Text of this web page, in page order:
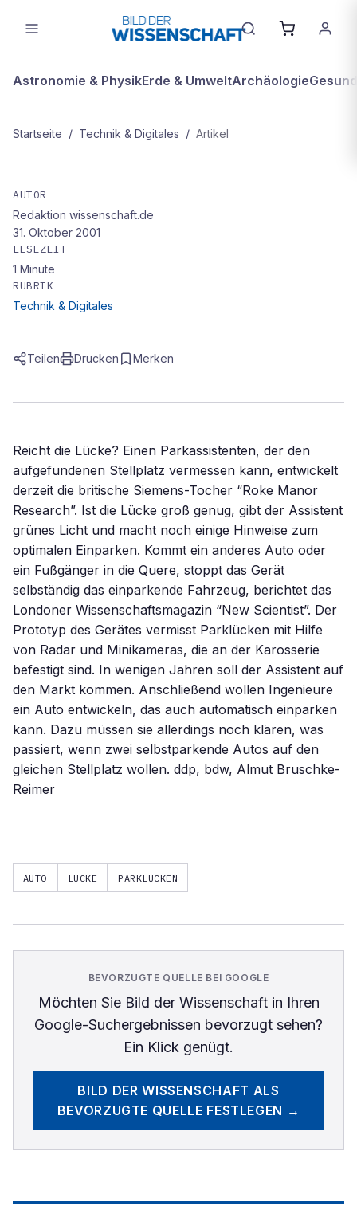
Astronomie & PhysikErde & UmweltArchäologie
Startseite / Technik & Digitales / Artikel
Auto findet Parklücken
AUTOR
Redaktion wissenschaft.de
31. Oktober 2001
LESEZEIT
1 Minute
RUBRIK
Technik & Digitales
Teilen Drucken Merken
Reicht die Lücke? Einen Parkassistenten, der den
aufgefundenen Stellplatz vermessen kann, entwickelt
derzeit die britische Siemens-Tocher “Roke Manor
Research”. Ist die Lücke groß genug, gibt der Assistent
grünes Licht und macht noch einige Hinweise zum
optimalen Einparken. Kommt ein anderes Auto oder
ein Fußgänger in die Quere, stoppt das Gerät
selbständig das einparkende Fahrzeug, berichtet das
Londoner Wissenschaftsmagazin “New Scientist”. Der
Prototyp des Gerätes vermisst Parklücken mit Hilfe
von Radar und Minikameras, die an der Karosserie
befestigt sind. In wenigen Jahren soll der Assistent auf
den Markt kommen. Anschließend wollen Ingenieure
ein Auto entwickeln, das auch automatisch einparken
kann. Dazu müssen sie allerdings noch klären, was
passiert, wenn zwei selbstparkende Autos auf den
gleichen Stellplatz wollen. ddp, bdw, Almut Bruschke-
Reimer
AUTO LÜCKE PARKLÜCKEN
BEVORZUGTE QUELLE BEI GOOGLE
Möchten Sie Bild der Wissenschaftin Ihren
Google-Suchergebnissen bevorzugt sehen?
Ein Klick genügt.
BILD DER WISSENSCHAFT ALS
BEVORZUGTE QUELLE FESTLEGEN →